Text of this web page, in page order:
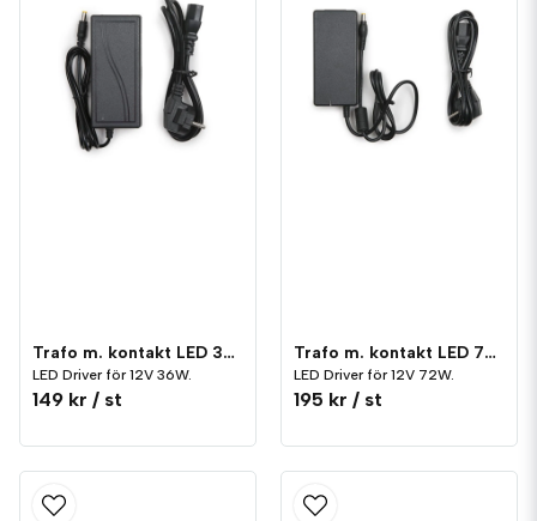
Trafo m. kontakt LED 36W 12V
LED Driver för 12V 36W.
149 kr / st
Trafo m. kontakt LED 72W 12V
LED Driver för 12V 72W.
195 kr / st